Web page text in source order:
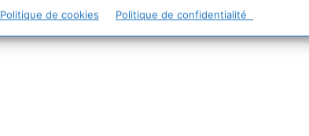
Politique de cookies Politique de confidentialité